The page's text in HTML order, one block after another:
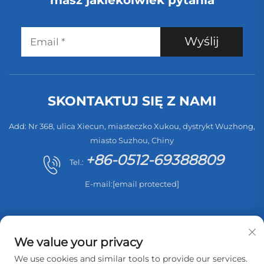
Wyślij
SKONTAKTUJ SIĘ Z NAMI
Add: Nr 368, ulica Xiecun, miasteczko Xukou, dystrykt Wuzhong,
miasto Suzhou, Chiny
Tel.: +86-0512-69388809
E-mail:[email protected]
We value your privacy
We use cookies and similar tools to provide our services.